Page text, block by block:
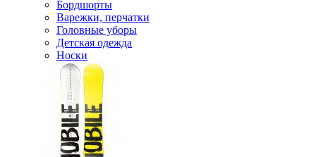
Бордшорты
Варежки, перчатки
Головные уборы
Детская одежда
Носки